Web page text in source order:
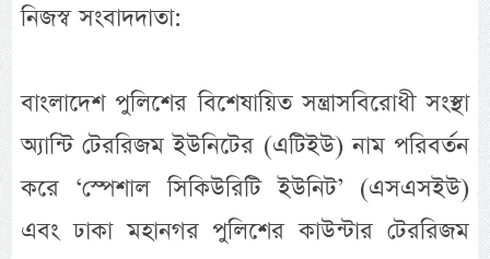
নিজস্ব সংবাদদাতা:
বাংলাদেশ পুলিশের বিশেষায়িত সন্ত্রাসবিরোধী সংস্থা
অ্যান্টি টেররিজম ইউনিটের (এটিইউ) নাম পরিবর্তন
করে ‘স্পেশাল সিকিউরিটি ইউনিট’ (এসএসইউ)
এবং ঢাকা মহানগর পুলিশের কাউন্টার টেররিজম